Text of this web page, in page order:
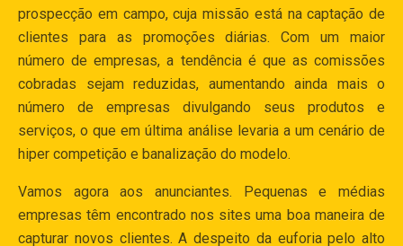
prospecção em campo, cuja missão está na captação de
clientes para as promoções diárias. Com um maior
número de empresas, a tendência é que as comissões
cobradas sejam reduzidas, aumentando ainda mais o
número de empresas divulgando seus produtos e
serviços, o que em última análise levaria a um cenário de
hiper competição e banalização do modelo.
Vamos agora aos anunciantes. Pequenas e médias
empresas têm encontrado nos sites uma boa maneira de
capturar novos clientes. A despeito da euforia pelo alto